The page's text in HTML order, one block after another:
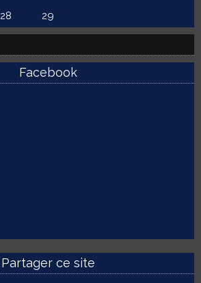
28 29
Facebook
Partager ce site